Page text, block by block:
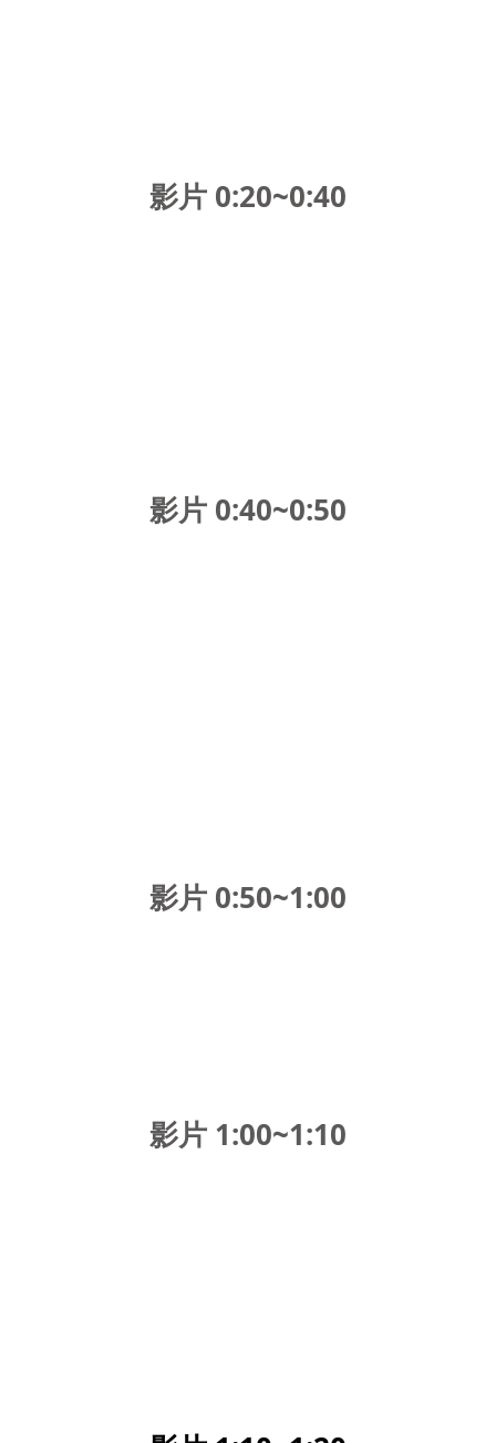
影片 0:20~0:40
影片 0:40~0:50
影片 0:50~1:00
影片 1:00~1:10